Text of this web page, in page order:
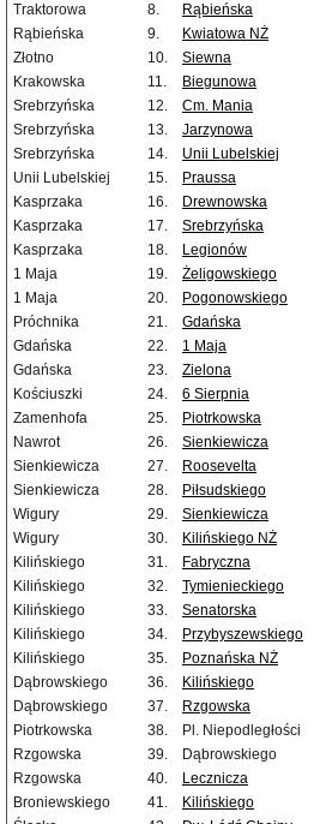
Traktorowa
8. Rąbieńska
Rąbieńska
9. Kwiatowa NŻ
Złotno
10. Siewna
Krakowska
11. Biegunowa
Srebrzyńska
12. Cm. Mania
Srebrzyńska
13. Jarzynowa
Srebrzyńska
14. Unii Lubelskiej
Unii Lubelskiej
15. Praussa
Kasprzaka
16. Drewnowska
Kasprzaka
17. Srebrzyńska
Kasprzaka
18. Legionów
1 Maja
19. Żeligowskiego
1 Maja
20. Pogonowskiego
Próchnika
21. Gdańska
Gdańska
22. 1 Maja
Gdańska
23. Zielona
Kościuszki
24. 6 Sierpnia
Zamenhofa
25. Piotrkowska
Nawrot
26. Sienkiewicza
Sienkiewicza
27. Roosevelta
Sienkiewicza
28. Piłsudskiego
Wigury
29. Sienkiewicza
Wigury
30. Kilińskiego NŻ
Kilińskiego
31. Fabryczna
Kilińskiego
32. Tymienieckiego
Kilińskiego
33. Senatorska
Kilińskiego
34. Przybyszewskiego
Kilińskiego
35. Poznańska NŻ
Dąbrowskiego
36. Kilińskiego
Dąbrowskiego
37. Rzgowska
Piotrkowska
38.
Pl. Niepodległości
Rzgowska
39.
Dąbrowskiego
Rzgowska
40. Lecznicza
Broniewskiego
41. Kilińskiego